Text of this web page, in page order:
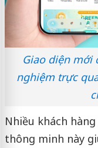
Giao diện mới
nghiệm trực
Nhiều khách
thông minh này